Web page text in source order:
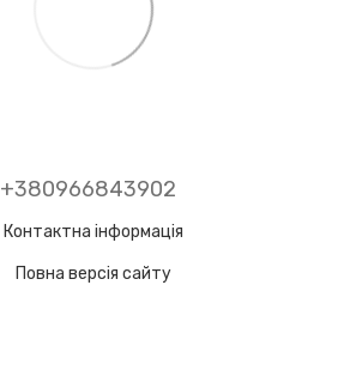
+380966843902
Контактна інформація
Повна версія сайту